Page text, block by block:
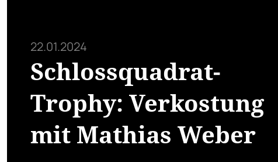
22.01.2024
Schlossquadrat-
Trophy: Verkostung
mit Mathias Weber